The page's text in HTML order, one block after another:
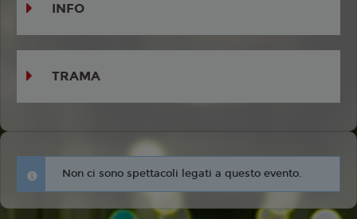
INFO
TRAMA
Non ci sono spettacoli legati a questo evento.